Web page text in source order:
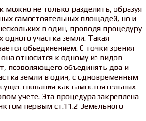
можно не только разделить, образуя
самостоятельных площадей, но и
в один, проводя процедуру
одного участка земли. Такая
объединением. С точки зрения
относится к одному из видов
позволяющего объединять два и
земли в один, с одновременным
как самостоятельных
учете. Эта процедура закреплена
первым ст.11.2 Земельного